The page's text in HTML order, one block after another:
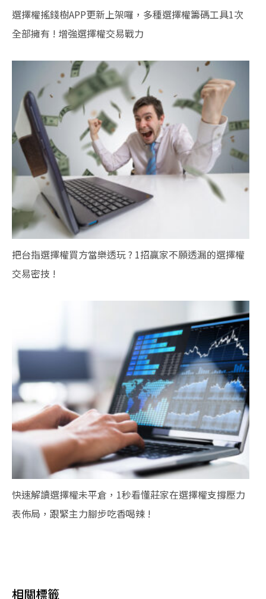
選擇權搖錢樹APP更新上架囉，多種選擇權籌碼工具1次
全部擁有 ! 增強選擇權交易戰力
把台指選擇權買方當樂透玩 ? 1招贏家不願透漏的選擇權
交易密技 !
快速解讀選擇權未平倉，1秒看懂莊家在選擇權支撐壓力
表佈局，跟緊主力腳步吃香喝辣 !
相關標籤